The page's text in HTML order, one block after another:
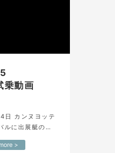
動画
日 カンヌヨッテ
ルに出展艇の
ヨッティングフ
>